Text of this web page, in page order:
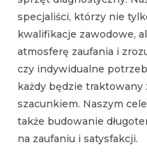
specjaliści, którzy nie
kwalifikacje zawodowe,
atmosferę zaufania i
czy indywidualne
każdy będzie traktowany
szacunkiem. Naszym
także budowanie
na zaufaniu i satysfakcji.